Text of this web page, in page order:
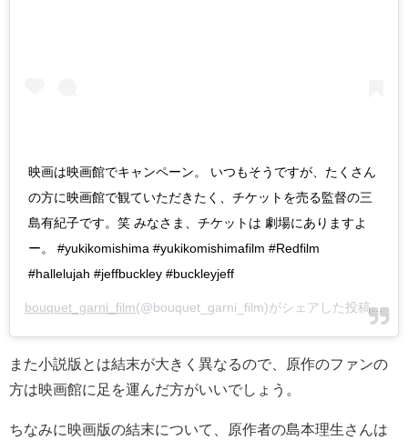
映画は映画館でキャンペーン。 いつもそうですが、たくさん
の方に映画館で観ていただきたく、チケットを売る監督の三
島有紀子です。笑 みなさま、チケットは 劇場にありますよ
ー。 #yukikomishima #yukikomishimafilm #Redfilm
#hallelujah #jeffbuckley #buckleyjeff
bouquet_garni_film(@bouquet_garni_film)がシェアした投稿 -
また小説版とは結末が大きく異なるので、原作のファンの
方は映画館に足を運んだ方がいいでしょう。
ちなみに映画版の結末について、原作者の島本理生さんは